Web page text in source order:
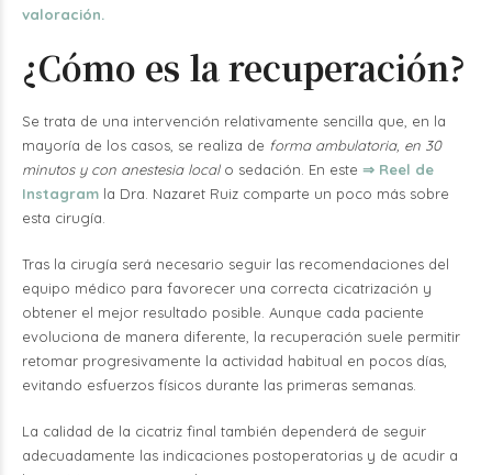
valoración.
¿Cómo es la recuperación?
Se trata de una intervención relativamente sencilla que, en la
mayoría de los casos, se realiza de forma ambulatoria, en 30
minutos y con anestesia localo sedación. En este ⇒ Reel de
Instagram la Dra. Nazaret Ruiz comparte un poco más sobre
esta cirugía.
Tras la cirugía será necesario seguir las recomendaciones del
equipo médico para favorecer una correcta cicatrización y
obtener el mejor resultado posible. Aunque cada paciente
evoluciona de manera diferente, la recuperación suele permitir
retomar progresivamente la actividad habitual en pocos días,
evitando esfuerzos físicos durante las primeras semanas.
La calidad de la cicatriz final también dependerá de seguir
adecuadamente las indicaciones postoperatorias y de acudir a